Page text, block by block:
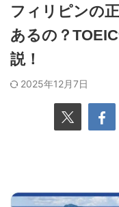
フィリピンの
あるの？
説！
2025年12月7日